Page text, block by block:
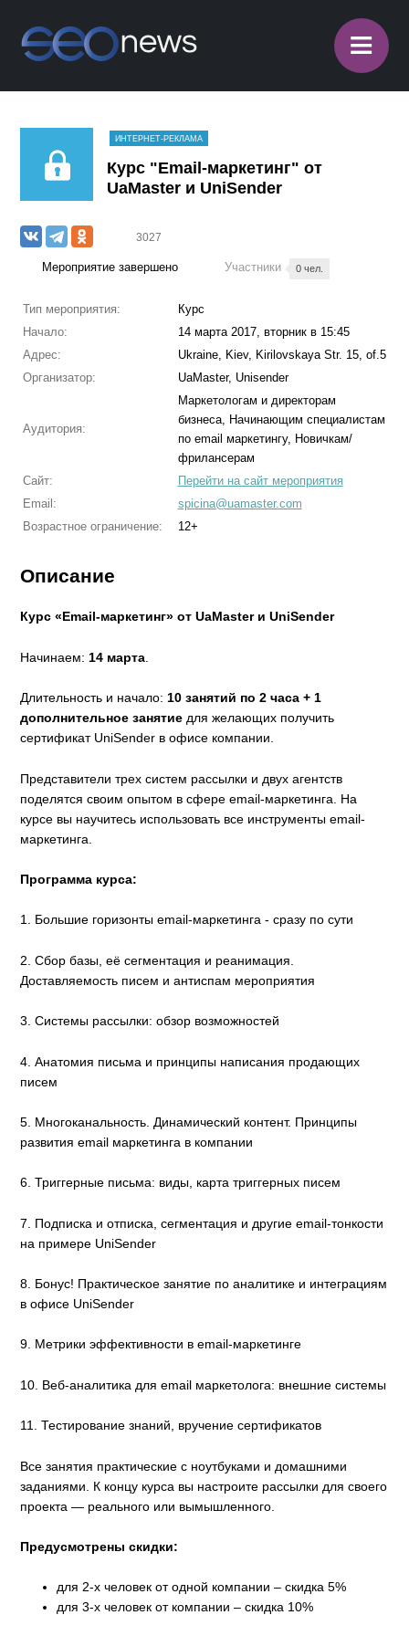
≡
ИНТЕРНЕТ-РЕКЛАМА
Курс "Email-маркетинг" от
UaMaster и UniSender
3027
Мероприятие завершено Участники 0 чел.
Тип мероприятия:
Курс
Начало:
14 марта 2017, вторник в 15:45
Адрес:
Ukraine, Kiev, Kirilovskaya Str. 15, of.5
Организатор:
UaMaster, Unisender
Аудитория:
Маркетологам и директорам
бизнеса, Начинающим специалистам
по email маркетингу, Новичкам/
фрилансерам
Сайт:
Перейти на сайт мероприятия
Email:
spicina@uamaster.com
Возрастное ограничение:
12+
Описание
Курс «Еmail-маркетинг» от UaMaster и UniSender
Начинаем: 14 марта
Длительность и начало: 10 занятий по 2 часа + 1
дополнительное занятие для желающих получить
сертификат UniSender в офисе компании.
Представители трех систем рассылки и двух агентств
поделятся своим опытом в сфере email-маркетинга. На
курсе вы научитесь использовать все инструменты email-
маркетинга.
Программа курса:
1. Большие горизонты email-маркетинга - сразу по сути
2. Сбор базы, её сегментация и реанимация.
Доставляемость писем и антиспам мероприятия
3. Системы рассылки: обзор возможностей
4. Анатомия письма и принципы написания продающих
писем
5. Многоканальность. Динамический контент. Принципы
развития email маркетинга в компании
6. Триггерные письма: виды, карта триггерных писем
7. Подписка и отписка, сегментация и другие email-тонкости
на примере UniSender
8. Бонус! Практическое занятие по аналитике и интеграциям
в офисе UniSender
9. Метрики эффективности в email-маркетинге
10. Веб-аналитика для email маркетолога: внешние системы
11. Тестирование знаний, вручение сертификатов
Все занятия практические с ноутбуками и домашними
заданиями. К концу курса вы настроите рассылки для своего
проекта — реального или вымышленного.
Предусмотрены скидки:
для 2-х человек от одной компании – скидка 5%
для 3-х человек от компании – скидка 10%